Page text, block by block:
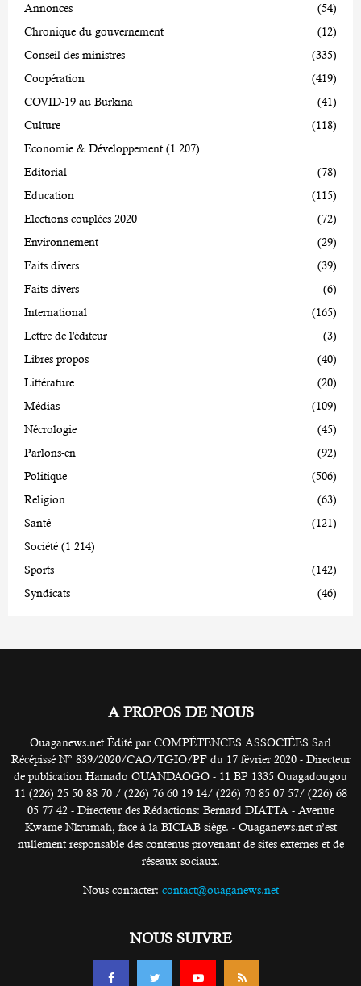
Annonces
(54)
Chronique du gouvernement
(12)
Conseil des ministres
(335)
Coopération
(419)
COVID-19 au Burkina
(41)
Culture
(118)
Economie & Développement (1 207)
Editorial
(78)
Education
(115)
Elections couplées 2020
(72)
Environnement
(29)
Faits divers
(39)
Faits divers
(6)
International
(165)
Lettre de l'éditeur
(3)
Libres propos
(40)
Littérature
(20)
Médias
(109)
Nécrologie
(45)
Parlons-en
(92)
Politique
(506)
Religion
(63)
Santé
(121)
Société (1 214)
Sports
(142)
Syndicats
(46)
A PROPOS DE NOUS
Ouaganews.net Édité par COMPÉTENCES ASSOCIÉES Sarl
Récépissé N° 839/2020/CAO/TGIO/PF du 17 février 2020 - Directeur
de publication Hamado OUANDAOGO - 11 BP 1335 Ouagadougou
11 (226) 25 50 88 70 / (226) 76 60 19 14/ (226) 70 85 07 57/ (226) 68
05 77 42 - Directeur des Rédactions: Bernard DIATTA - Avenue
Kwame Nkrumah, face à la BICIAB siège. - Ouaganews.net n’est
nullement responsable des contenus provenant de sites externes et de
réseaux sociaux.
Nous contacter: contact@ouaganews.net
NOUS SUIVRE